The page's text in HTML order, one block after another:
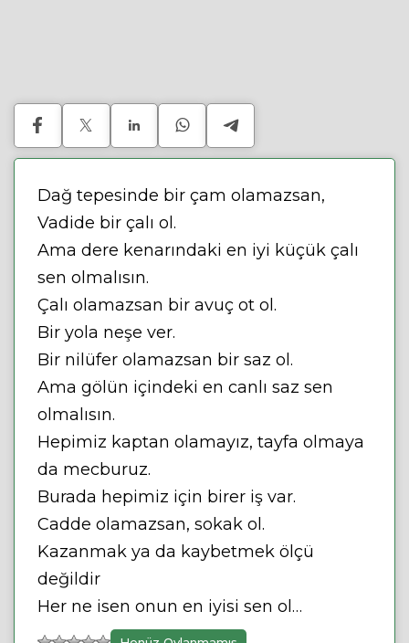
Dağ tepesinde bir çam olamazsan,
Vadide bir çalı ol.
Ama dere kenarındaki en iyi küçük çalı
sen olmalısın.
Çalı olamazsan bir avuç ot ol.
Bir yola neşe ver.
Bir nilüfer olamazsan bir saz ol.
Ama gölün içindeki en canlı saz sen
olmalısın.
Hepimiz kaptan olamayız, tayfa olmaya
da mecburuz.
Burada hepimiz için birer iş var.
Cadde olamazsan, sokak ol.
Kazanmak ya da kaybetmek ölçü
değildir
Her ne isen onun en iyisi sen ol…